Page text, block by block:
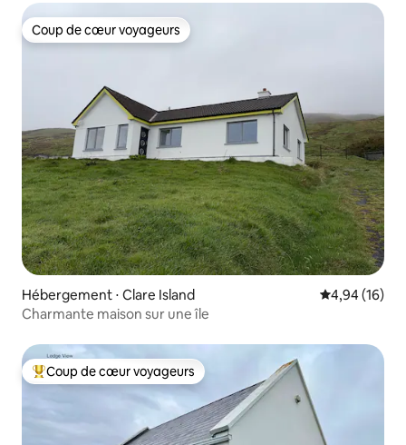
Coup de cœur voyageurs
Coup de cœur voyageurs
Hébergement ⋅ Clare Island Évaluation
4,94 (16)
Charmante maison sur une île
Coups de cœur voyageurs les plus appréciés
Coup de cœur voyageurs